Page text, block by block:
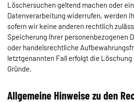
Löschersuchen geltend machen oder
Datenverarbeitung widerrufen, werden
sofern wir keine anderen rechtlich
Speicherung Ihrer personenbezogenen
oder handelsrechtliche
letztgenannten Fall erfolgt die
Gründe.
Allgemeine Hinweise zu den